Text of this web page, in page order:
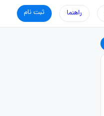
ثبت نام راهنما